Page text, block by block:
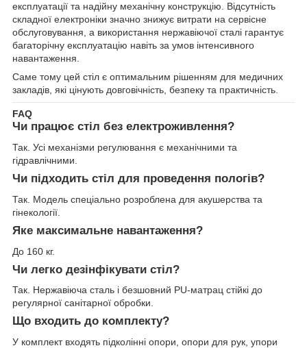
експлуатації та надійну механічну конструкцію. Відсутність
складної електроніки значно знижує витрати на сервісне
обслуговування, а використання нержавіючої сталі гарантує
багаторічну експлуатацію навіть за умов інтенсивного
навантаження.
Саме тому цей стіл є оптимальним рішенням для медичних
закладів, які цінують довговічність, безпеку та практичність.
FAQ
Чи працює стіл без електроживлення?
Так. Усі механізми регулювання є механічними та
гідравлічними.
Чи підходить стіл для проведення пологів?
Так. Модель спеціально розроблена для акушерства та
гінекології.
Яке максимальне навантаження?
До 160 кг.
Чи легко дезінфікувати стіл?
Так. Нержавіюча сталь і безшовний PU-матрац стійкі до
регулярної санітарної обробки.
Що входить до комплекту?
У комплект входять підколінні опори, опори для рук, упори